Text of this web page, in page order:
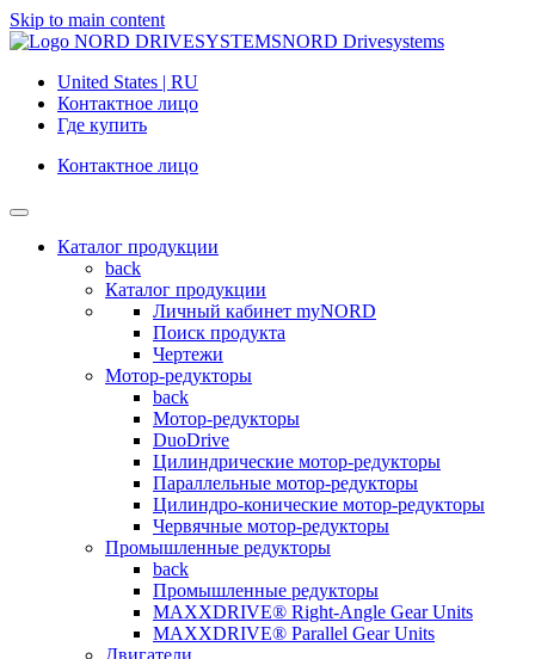
Skip to main content
NORD Drivesystems
United States | RU
Контактное лицо
Где купить
Контактное лицо
Каталог продукции
back
Каталог продукции
Личный кабинет myNORD
Поиск продукта
Чертежи
Мотор-редукторы
back
Мотор-редукторы
DuoDrive
Цилиндрические мотор-редукторы
Параллельные мотор-редукторы
Цилиндро-конические мотор-редукторы
Червячные мотор-редукторы
Промышленные редукторы
back
Промышленные редукторы
MAXXDRIVE® Right-Angle Gear Units
MAXXDRIVE® Parallel Gear Units
Двигатели